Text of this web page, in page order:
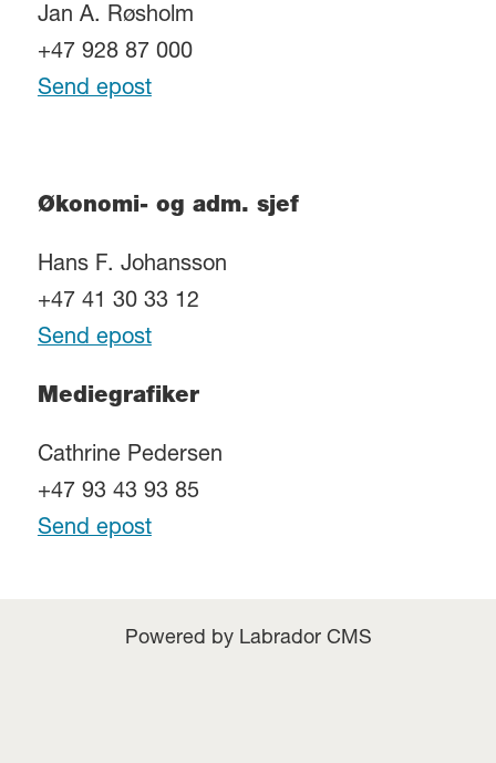
Jan A. Røsholm
+47 928 87 000
Send epost
Økonomi- og adm. sjef
Hans F. Johansson
+47 41 30 33 12
Send epost
Mediegrafiker
Cathrine Pedersen
+47 93 43 93 85
Send epost
Powered by Labrador CMS